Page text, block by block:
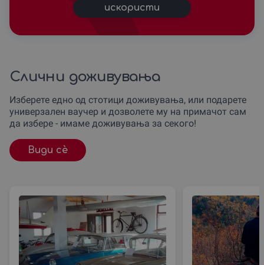
искористи
Слични доживувања
Изберете едно од стотици доживувања, или подарете
универзален ваучер и дозволете му на примачот сам
да избере - имаме доживувања за секого!
Види сè